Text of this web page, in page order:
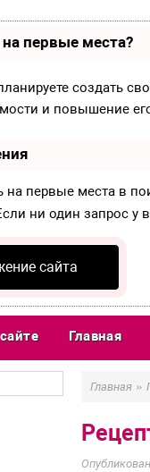
первые места?
создать
и повышение
на первые места в
ни один запрос у
сайта
Главная
Главная »